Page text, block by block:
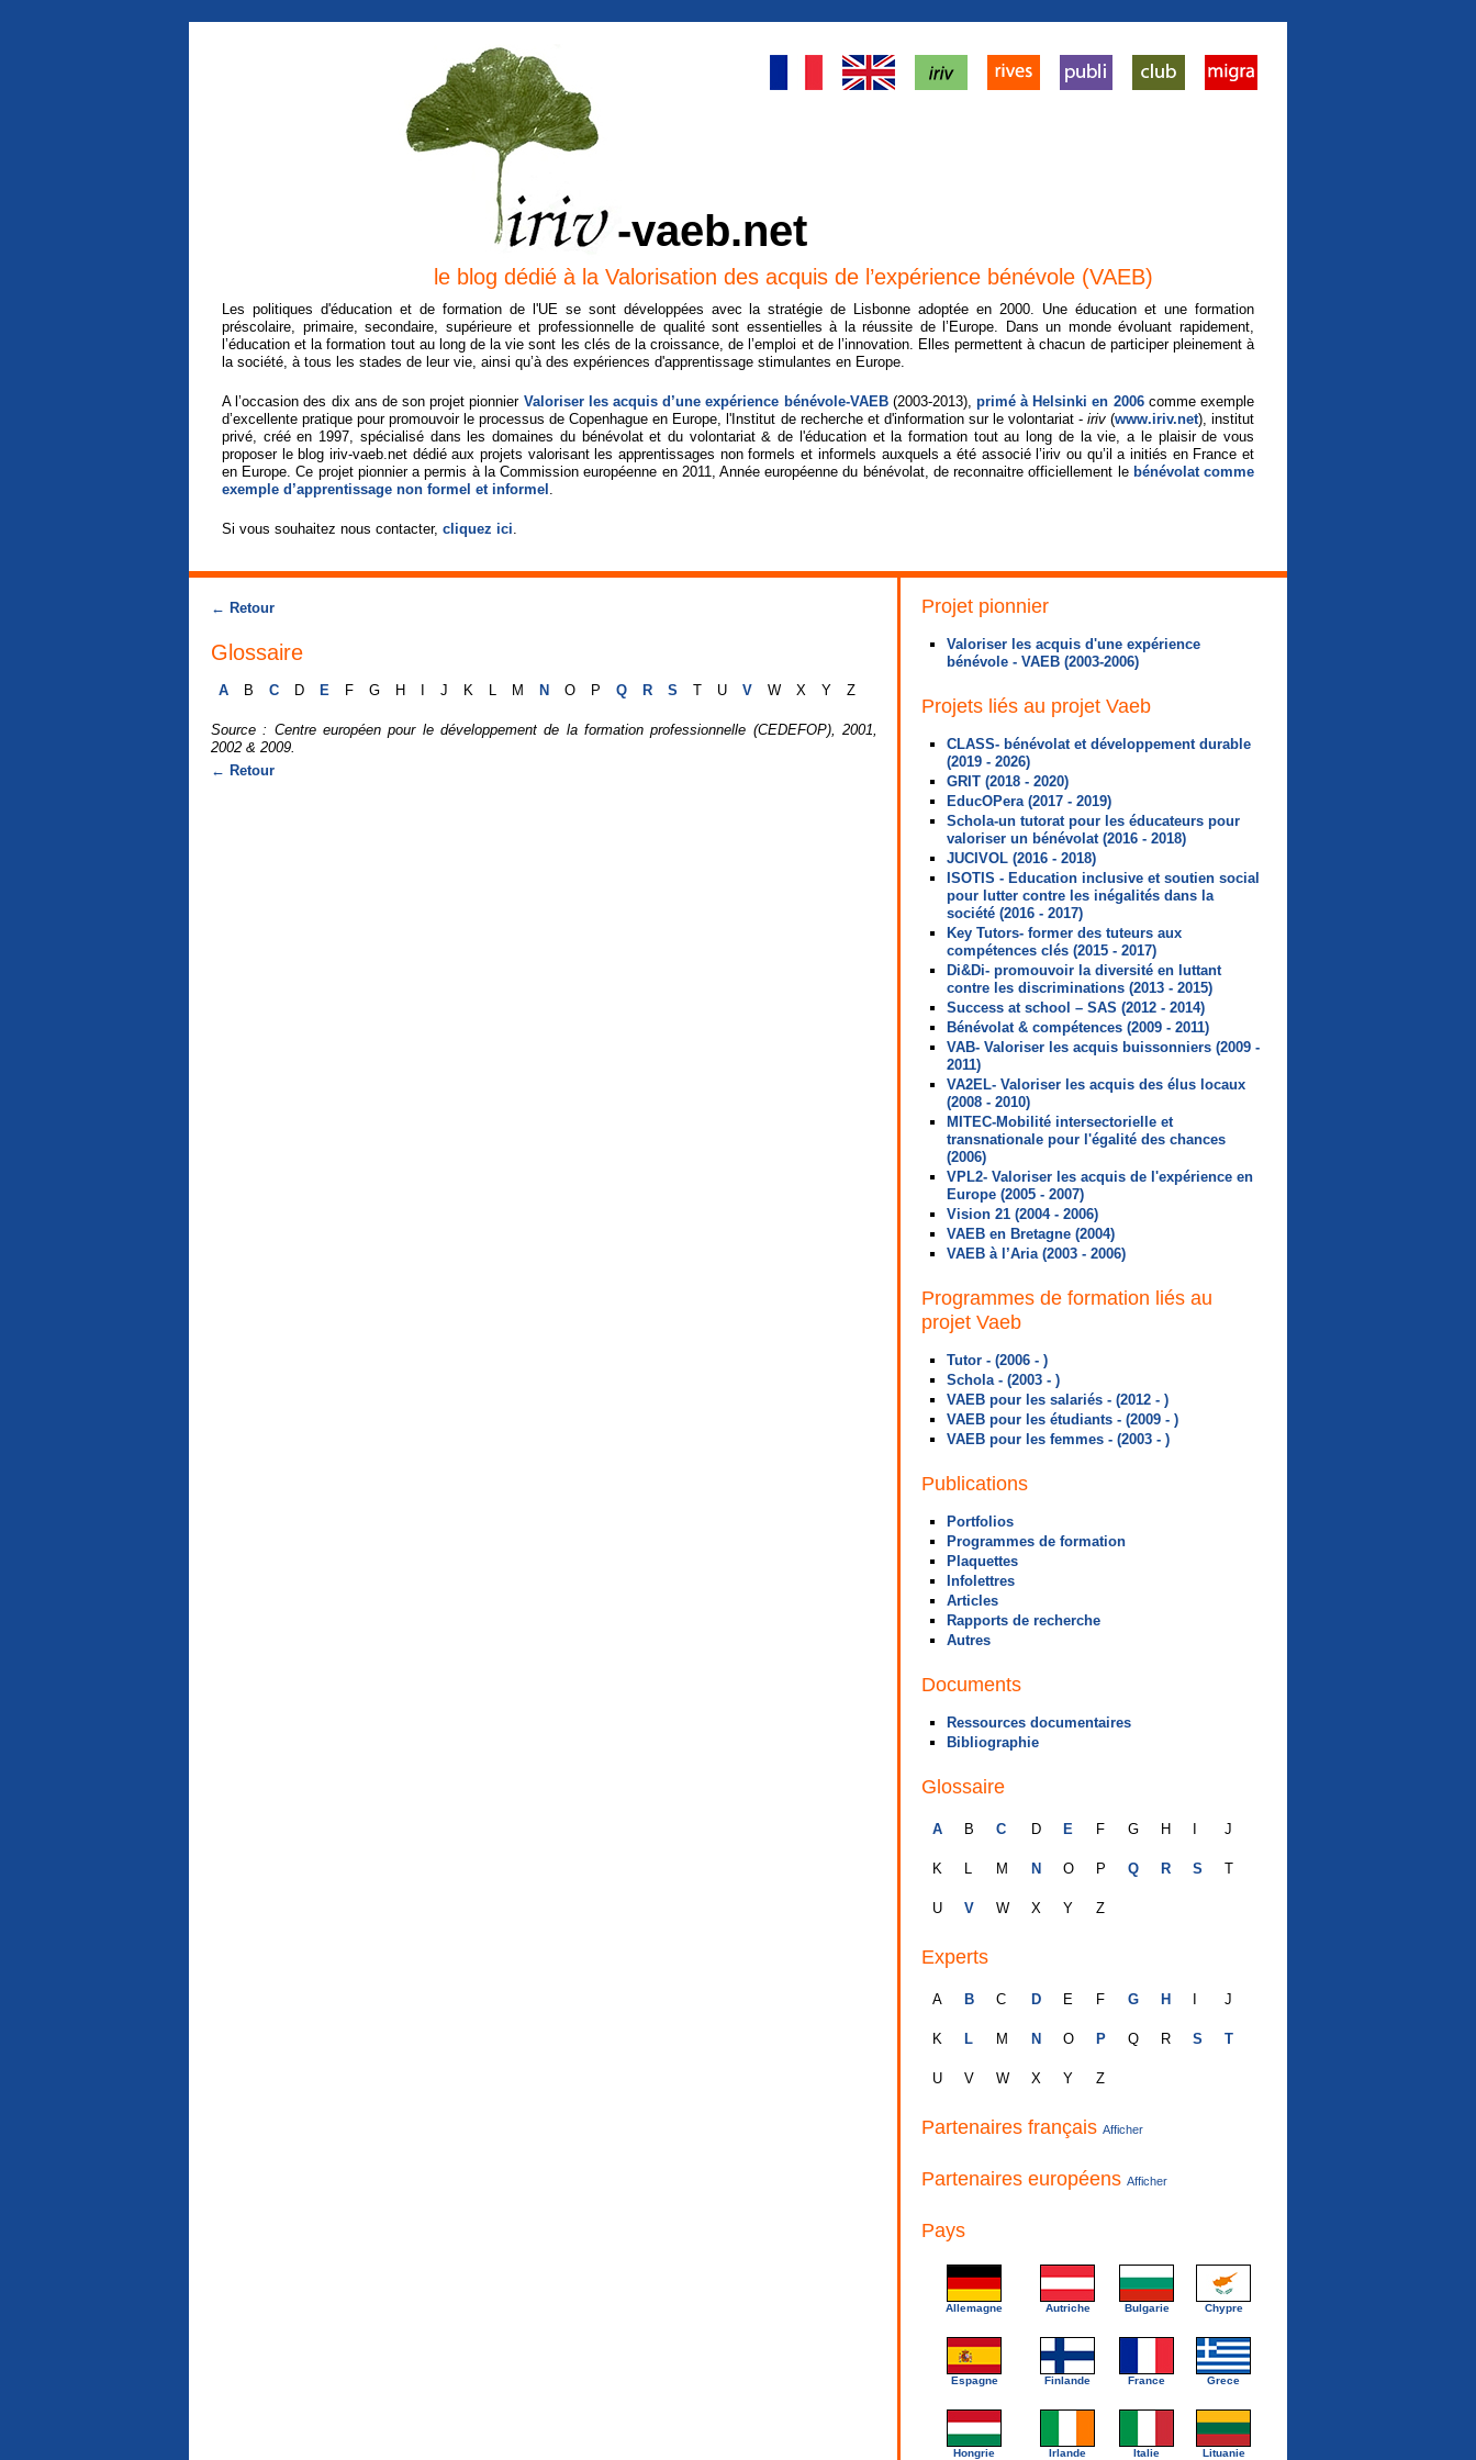
-vaeb.net
le blog dédié à la Valorisation des acquis de l’expérience bénévole (VAEB)
Les politiques d'éducation et de formation de l'UE se sont développées avec la stratégie de Lisbonne adoptée en 2000. Une éducation et une formation
préscolaire, primaire, secondaire, supérieure et professionnelle de qualité sont essentielles à la réussite de l’Europe. Dans un monde évoluant rapidement,
l’éducation et la formation tout au long de la vie sont les clés de la croissance, de l’emploi et de l’innovation. Elles permettent à chacun de participer pleinement à
la société, à tous les stades de leur vie, ainsi qu’à des expériences d'apprentissage stimulantes en Europe.
A l’occasion des dix ans de son projet pionnier Valoriser les acquis d’une expérience bénévole-VAEB(2003-2013), primé à Helsinki en 2006comme exemple
d’excellente pratique pour promouvoir le processus de Copenhague en Europe, l'Institut de recherche et d'information sur le volontariat - iriv(www.iriv.net), institut
privé, créé en 1997, spécialisé dans les domaines du bénévolat et du volontariat & de l'éducation et la formation tout au long de la vie, a le plaisir de vous
proposer le blog iriv-vaeb.net dédié aux projets valorisant les apprentissages non formels et informels auxquels a été associé l’iriv ou qu’il a initiés en France et
en Europe. Ce projet pionnier a permis à la Commission européenne en 2011, Année européenne du bénévolat, de reconnaitre officiellement le bénévolat comme
exemple d’apprentissage non formel et informel .
Si vous souhaitez nous contacter, cliquez ici.
← Retour
Glossaire
A B C D E F G H J K L M N O P Q R S T U V W X Y Z
Source : Centre européen pour le développement de la formation professionnelle (CEDEFOP), 2001,
2002 & 2009.
← Retour
Projet pionnier
Valoriser les acquis d'une expérience
bénévole - VAEB (2003-2006)
Projets liés au projet Vaeb
CLASS- bénévolat et développement durable
(2019 - 2026)
GRIT (2018 - 2020)
EducOPera (2017 - 2019)
Schola-un tutorat pour les éducateurs pour
valoriser un bénévolat (2016 - 2018)
JUCIVOL (2016 - 2018)
ISOTIS - Education inclusive et soutien social
pour lutter contre les inégalités dans la
société (2016 - 2017)
Key Tutors- former des tuteurs aux
compétences clés (2015 - 2017)
Di&Di- promouvoir la diversité en luttant
contre les discriminations (2013 - 2015)
Success at school – SAS (2012 - 2014)
Bénévolat & compétences (2009 - 2011)
VAB- Valoriser les acquis buissonniers (2009 -
2011)
VA2EL- Valoriser les acquis des élus locaux
(2008 - 2010)
MITEC-Mobilité intersectorielle et
transnationale pour l'égalité des chances
(2006)
VPL2- Valoriser les acquis de l'expérience en
Europe (2005 - 2007)
Vision 21 (2004 - 2006)
VAEB en Bretagne (2004)
VAEB à l’Aria (2003 - 2006)
Programmes de formation liés au
projet Vaeb
Tutor - (2006 - )
Schola - (2003 - )
VAEB pour les salariés - (2012 - )
VAEB pour les étudiants - (2009 - )
VAEB pour les femmes - (2003 - )
Publications
Portfolios
Programmes de formation
Plaquettes
Infolettres
Articles
Rapports de recherche
Autres
Documents
Ressources documentaires
Bibliographie
Glossaire
A B C D E F G H J
K L M N O P Q R S T
U V W X Y Z
Experts
A B C D E F G H J
K L M N O P Q R S T
U V W X Y Z
Partenaires français Afficher
Partenaires européens Afficher
Pays
Allemagne Autriche Bulgarie Chypre
Espagne Finlande France Grece
Hongrie Irlande Italie Lituanie